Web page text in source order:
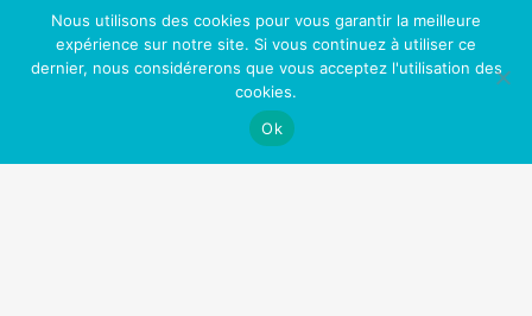
Un meilleur contrôle de votre vie
Plus d’opportunités professionnelles et sociales
Fini les toxines (comme la nicotine) dans votre
Nous utilisons des cookies pour vous garantir la meilleure
expérience sur notre site. Si vous continuez à utiliser ce
dernier, nous considérerons que vous acceptez l'utilisation des
cookies.
Ok